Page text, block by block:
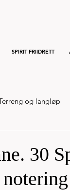
SPIRIT FRIIDRETT
og langløp
30